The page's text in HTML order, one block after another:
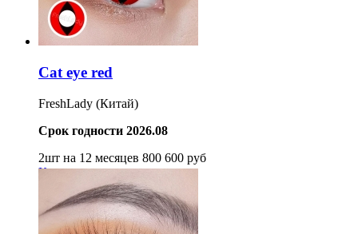
Cat eye red
FreshLady (Китай)
Срок годности 2026.08
2шт на 12 месяцев 800 600 руб
Купить